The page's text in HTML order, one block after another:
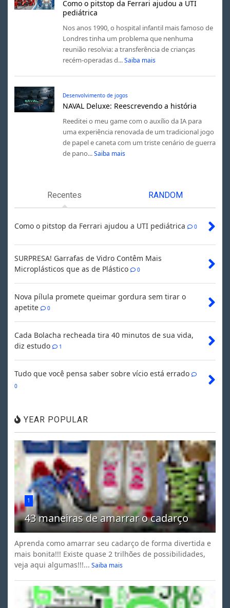
Como o pitstop da Ferrari ajudou a UTI
pediátrica
Nos anos 1990, o hospital infantil mais famoso de
Londres tinha um problema que nenhuma
reunião resolvia: a transferência de crianças
recém-operadas d... Saiba mais
Desenvolvimento de jogos
NAVAL Deluxe: Reescrevendo a história
Reeditei o meu game com o auxílio da IA para
uma experiência renovada de um tradicional jogo
de papel e caneta com um triste cenário de guerra
de pano... Saiba mais
Recentes RANDOM
Como o pitstop da Ferrari ajudou a UTI pediátrica 0
SURPRESA! Garrafas de Vidro Contêm Mais
Microplásticos que as de Plástico
0
Nova pílula promete queimar gordura sem tirar o
apetite
0
Cada Bolacha recheada tira 40 minutos de sua vida,
diz estudo
1
Tudo que você pensa saber sobre vício está errado
0
YEAR POPULAR
1
43 maneiras de amarrar o cadarço
Aprenda como amarrar seu cadarço de forma divertida e
mais bonita!!! Existe quase 2 trilhões de possibilidades,
veja aqui algumas!!!... Saiba mais